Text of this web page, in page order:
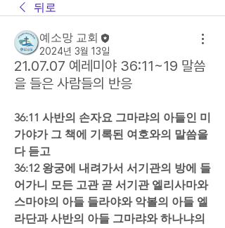
뒤로
예소망 교회
2024년 3월 13일
21.07.07 예레미야 36:11~19 말씀
을 들은 사람들의 반응
36:11 사반의 손자요 그마랴의 아들인 미
가야가 그 책에 기록된 여호와의 말씀을
다 듣고
36:12 왕궁에 내려가서 서기관의 방에 들
어가니 모든 고관 곧 서기관 엘리사마와
스마야의 아들 들라야와 악볼의 아들 엘
라단과 사반의 아들 그마랴와 하나냐의